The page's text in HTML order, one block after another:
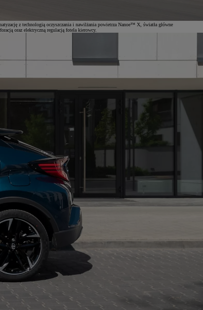
z technologią oczyszczania i nawilżania powietrza Nanoe™ X, światła główne
oraz elektryczną regulacją fotela kierowcy.